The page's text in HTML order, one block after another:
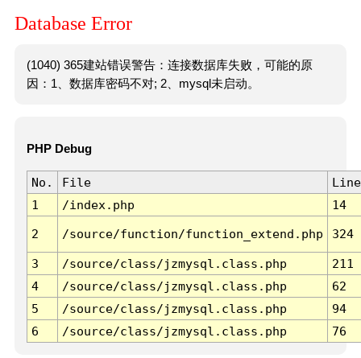
Database Error
(1040) 365建站错误警告：连接数据库失败，可能的原
因：1、数据库密码不对; 2、mysql未启动。
PHP Debug
No. File
Line
1
/index.php 14
2 /source/function/function_extend.php 324
3 /source/class/jzmysql.class.php
211
4
/source/class/jzmysql.class.php
62
5
/source/class/jzmysql.class.php
94
6
/source/class/jzmysql.class.php 76